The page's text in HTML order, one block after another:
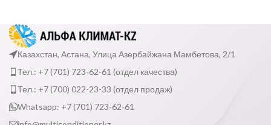
Казахстан, Астана, Улица Азербайжана Мамбетова, 2/1
Тел.: +7 (701) 723-62-61 (отдел качества)
Тел.: +7 (700) 022-23-33 (отдел продаж)
Whatsapp: +7 (701) 723-62-61